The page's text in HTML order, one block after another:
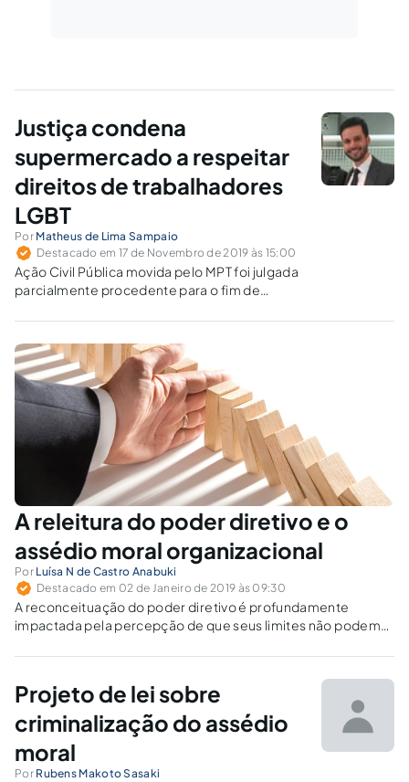
Justiça condena
supermercado a respeitar
direitos de trabalhadores
LGBT
Por Matheus de Lima Sampaio
Destacado em 17 de Novembro de 2019 às 15:00
Ação Civil Pública movida pelo MPT foi julgada
parcialmente procedente para o fim de
de assédio moral ou discriminação baseada na
orientação sexual dos empregados.
A releitura do poder diretivo e o
assédio moral organizacional
Por Luísa N de Castro Anabuki
Destacado em 02 de Janeiro de 2019 às 09:30
A reconceituação do poder diretivo é profundamente
impactada pela percepção de que seus limites não podem
ao trabalho como direito humano.
Projeto de lei sobre
criminalização do assédio
moral
Por Rubens Makoto Sasaki